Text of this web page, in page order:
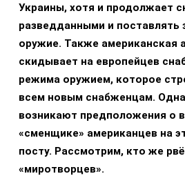
Украины, хотя и продолжает
разведданными и поставлять
оружие. Также американская
скидывает на европейцев
режима оружием, которое
всем новым снабженцам.
возникают предположения о
«сменщике» американцев на
посту. Рассмотрим, кто же
«миротворцев».